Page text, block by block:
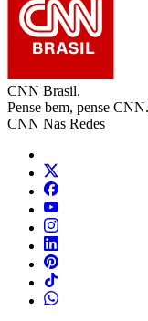
CNN Brasil.
Pense bem, pense CNN.
CNN Nas Redes